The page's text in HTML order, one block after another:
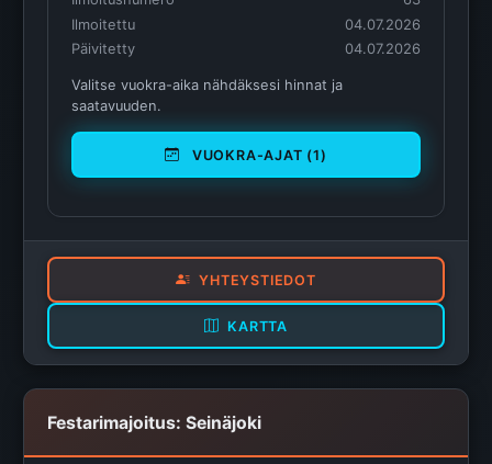
Ilmoitettu
04.07.2026
Päivitetty
04.07.2026
Valitse vuokra-aika nähdäksesi hinnat ja
saatavuuden.
VUOKRA-AJAT (1)
YHTEYSTIEDOT
KARTTA
Festarimajoitus: Seinäjoki